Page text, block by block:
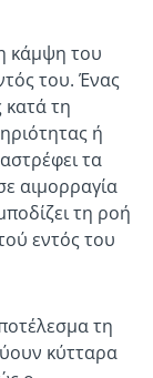
κάμψη του
του. Ένας
κατά τη
ή
τα
αιμορραγία
τη ροή
εντός του
τη
κύτταρα